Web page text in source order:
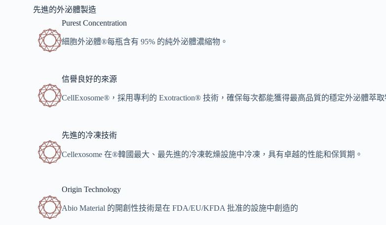
先進的外泌體製造
Purest Concentration
細胞外泌體®每瓶含有 95% 的純外泌體濃縮物。
信譽良好的來源
CellExosome®，採用專利的 Exotraction® 技術，確保每次都能獲得最高品質的穩定外泌體萃取
先進的冷凍技術
Cellexosome 在®韓國最大、最先進的冷凍乾燥設施中冷凍，具有卓越的性能和保質期。
Origin Technology
Abio Material 的開創性技術是在 FDA/EU/KFDA 批准的設施中創造的